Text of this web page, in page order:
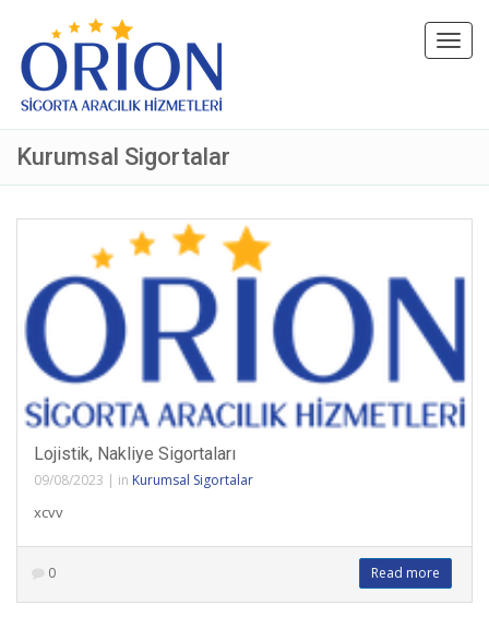
Kurumsal Sigortalar
Lojistik, Nakliye Sigortaları
09/08/2023 | in Kurumsal Sigortalar
xcvv
0 Read more